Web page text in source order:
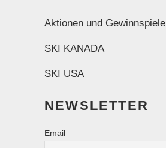
Aktionen und Gewinnspiele
SKI KANADA
SKI USA
NEWSLETTER
Email